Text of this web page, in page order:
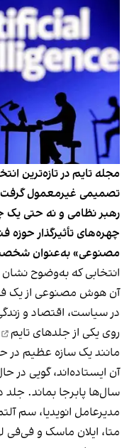
تصمیمی غیرمعمول گرفت.
رهبر نظامی و نه حتی یک
چهره‌های تأثیرگذار
مصنوعی» به‌عنوان
آن هوش مصنوعی از یک
در سیاست، اقتصاد و
روی یکی ازجلدهای تایم
مانند یک سازه عظیم در
آن ایستاده‌اند، گویی در
سال‌ها پابرجا بماند.
مدیرعامل انویدیا، سم
متا، ایلان ماسک و فی‌فی